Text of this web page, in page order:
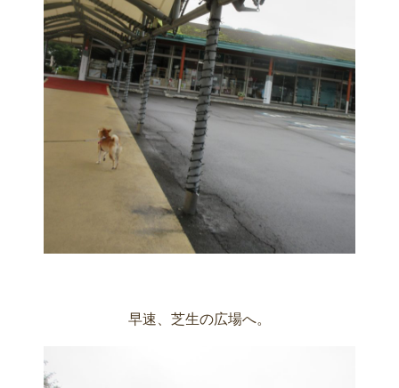
早速、芝生の広場へ。